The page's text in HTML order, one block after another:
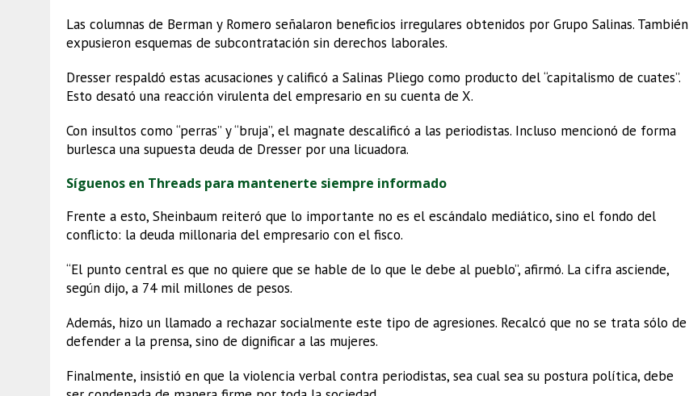
Las columnas de Berman y Romero señalaron beneficios irregulares obtenidos por Grupo Salinas. También
expusieron esquemas de subcontratación sin derechos laborales.
Dresser respaldó estas acusaciones y calificó a Salinas Pliego como producto del “capitalismo de cuates”.
Esto desató una reacción virulenta del empresario en su cuenta de X.
Con insultos como “perras” y “bruja”, el magnate descalificó a las periodistas. Incluso mencionó de forma
burlesca una supuesta deuda de Dresser por una licuadora.
Síguenos en Threads para mantenerte siempre informado
Frente a esto, Sheinbaum reiteró que lo importante no es el escándalo mediático, sino el fondo del
conflicto: la deuda millonaria del empresario con el fisco.
“El punto central es que no quiere que se hable de lo que le debe al pueblo”, afirmó. La cifra asciende,
según dijo, a 74 mil millones de pesos.
Además, hizo un llamado a rechazar socialmente este tipo de agresiones. Recalcó que no se trata sólo de
defender a la prensa, sino de dignificar a las mujeres.
Finalmente, insistió en que la violencia verbal contra periodistas, sea cual sea su postura política, debe